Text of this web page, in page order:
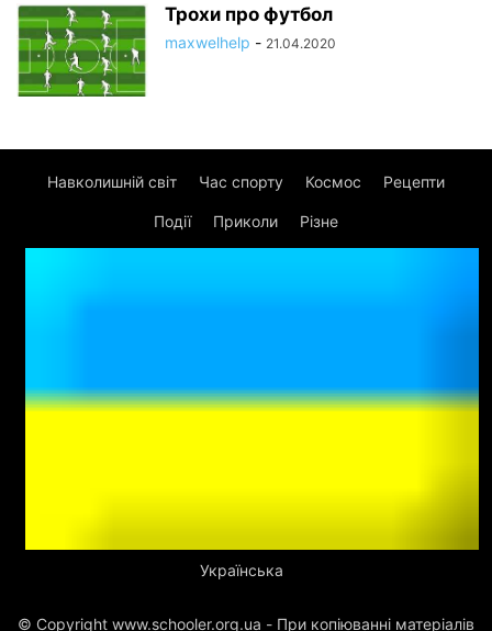
Трохи про футбол
maxwelhelp - 21.04.2020
Навколишній світ Час спорту Космос Рецепти
Події Приколи Різне
Українська
© Copyright www.schooler.org.ua - При копіюванні матеріалів